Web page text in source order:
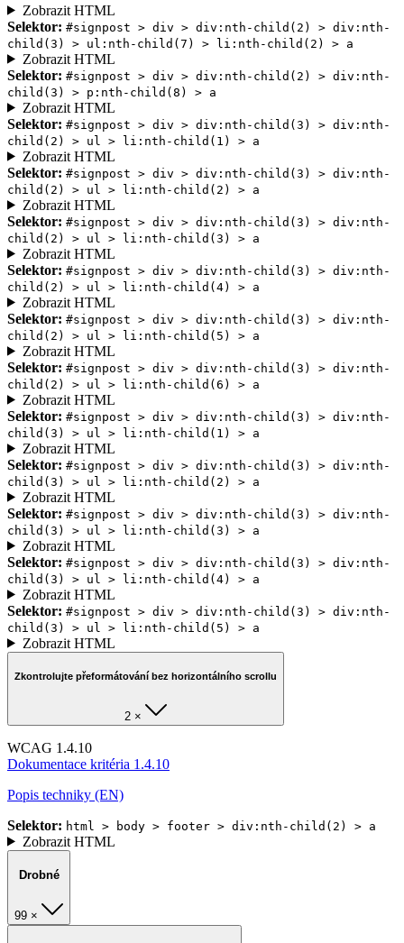
Zobrazit HTML
Selektor: #signpost > div > div:nth-child(2) > div:nth-
child(3) > ul:nth-child(7) > li:nth-child(2) > a
Zobrazit HTML
Selektor: #signpost > div > div:nth-child(2) > div:nth-
child(3) > p:nth-child(8) > a
Zobrazit HTML
Selektor: #signpost > div > div:nth-child(3) > div:nth-
child(2) > ul > li:nth-child(1) > a
Zobrazit HTML
Selektor: #signpost > div > div:nth-child(3) > div:nth-
child(2) > ul > li:nth-child(2) > a
Zobrazit HTML
Selektor: #signpost > div > div:nth-child(3) > div:nth-
child(2) > ul > li:nth-child(3) > a
Zobrazit HTML
Selektor: #signpost > div > div:nth-child(3) > div:nth-
child(2) > ul > li:nth-child(4) > a
Zobrazit HTML
Selektor: #signpost > div > div:nth-child(3) > div:nth-
child(2) > ul > li:nth-child(5) > a
Zobrazit HTML
Selektor: #signpost > div > div:nth-child(3) > div:nth-
child(2) > ul > li:nth-child(6) > a
Zobrazit HTML
Selektor: #signpost > div > div:nth-child(3) > div:nth-
child(3) > ul > li:nth-child(1) > a
Zobrazit HTML
Selektor: #signpost > div > div:nth-child(3) > div:nth-
child(3) > ul > li:nth-child(2) > a
Zobrazit HTML
Selektor: #signpost > div > div:nth-child(3) > div:nth-
child(3) > ul > li:nth-child(3) > a
Zobrazit HTML
Selektor: #signpost > div > div:nth-child(3) > div:nth-
child(3) > ul > li:nth-child(4) > a
Zobrazit HTML
Selektor: #signpost > div > div:nth-child(3) > div:nth-
child(3) > ul > li:nth-child(5) > a
Zobrazit HTML
Zkontrolujte přeformátování bez horizontálního scrollu
2 ×
WCAG 1.4.10
Dokumentace kritéria 1.4.10
Popis techniky (EN)
Selektor: html > body > footer > div:nth-child(2) > a
Zobrazit HTML
Drobné
99 ×